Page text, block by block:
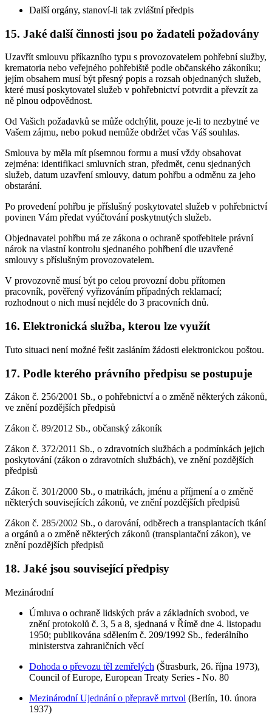
Další orgány, stanoví-li tak zvláštní předpis
15. Jaké další činnosti jsou po žadateli požadovány
Uzavřít smlouvu příkazního typu s provozovatelem pohřební služby,
krematoria nebo veřejného pohřebiště podle občanského zákoníku;
jejím obsahem musí být přesný popis a rozsah objednaných služeb,
které musí poskytovatel služeb v pohřebnictví potvrdit a převzít za
ně plnou odpovědnost.
Od Vašich požadavků se může odchýlit, pouze je-li to nezbytné ve
Vašem zájmu, nebo pokud nemůže obdržet včas Váš souhlas.
Smlouva by měla mít písemnou formu a musí vždy obsahovat
zejména: identifikaci smluvních stran, předmět, cenu sjednaných
služeb, datum uzavření smlouvy, datum pohřbu a odměnu za jeho
obstarání.
Po provedení pohřbu je příslušný poskytovatel služeb v pohřebnictví
povinen Vám předat vyúčtování poskytnutých služeb.
Objednavatel pohřbu má ze zákona o ochraně spotřebitele právní
nárok na vlastní kontrolu sjednaného pohřbení dle uzavřené
smlouvy s příslušným provozovatelem.
V provozovně musí být po celou provozní dobu přítomen
pracovník, pověřený vyřizováním případných reklamací;
rozhodnout o nich musí nejdéle do 3 pracovních dnů.
16. Elektronická služba, kterou lze využít
Tuto situaci není možné řešit zasláním žádosti elektronickou poštou.
17. Podle kterého právního předpisu se postupuje
Zákon č. 256/2001 Sb., o pohřebnictví a o změně některých zákonů,
ve znění pozdějších předpisů
Zákon č. 89/2012 Sb., občanský zákoník
Zákon č. 372/2011 Sb., o zdravotních službách a podmínkách jejich
poskytování (zákon o zdravotních službách), ve znění pozdějších
předpisů
Zákon č. 301/2000 Sb., o matrikách, jménu a příjmení a o změně
některých souvisejících zákonů, ve znění pozdějších předpisů
Zákon č. 285/2002 Sb., o darování, odběrech a transplantacích tkání
a orgánů a o změně některých zákonů (transplantační zákon), ve
znění pozdějších předpisů
18. Jaké jsou související předpisy
Mezinárodní
Úmluva o ochraně lidských práv a základních svobod, ve
znění protokolů č. 3, 5 a 8, sjednaná v Římě dne 4. listopadu
1950; publikována sdělením č. 209/1992 Sb., federálního
ministerstva zahraničních věcí
Dohoda o převozu těl zemřelých (Štrasburk, 26. října 1973),
Council of Europe, European Treaty Series - No. 80
Mezinárodní Ujednání o přepravě mrtvol (Berlín, 10. února
1937)